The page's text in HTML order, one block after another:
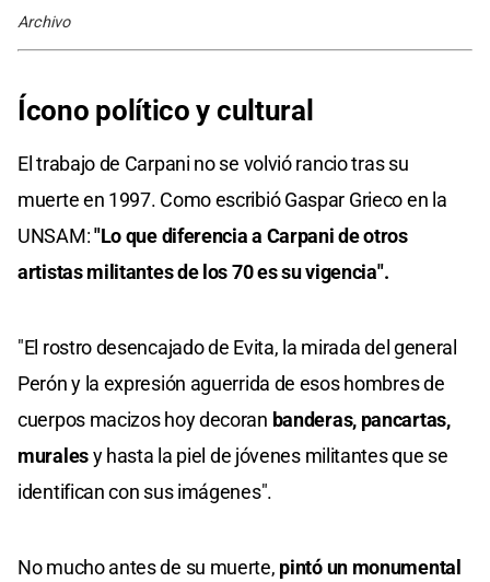
Archivo
Ícono político y cultural
El trabajo de Carpani no se volvió rancio tras su
muerte en 1997. Como escribió Gaspar Grieco en la
UNSAM:"Lo que diferencia a Carpani de otros
artistas militantes de los 70 es su vigencia".
"El rostro desencajado de Evita, la mirada del general
Perón y la expresión aguerrida de esos hombres de
cuerpos macizos hoy decoran banderas, pancartas,
muralesy hasta la piel de jóvenes militantes que se
identifican con sus imágenes".
No mucho antes de su muerte, pintó un monumental